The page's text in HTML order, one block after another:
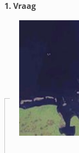
1. Vraag